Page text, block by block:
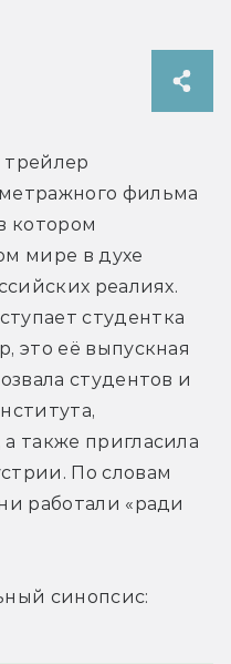
фильма
котором
мире в духе
реалиях.
студентка
это её выпускная
студентов и
также пригласила
По словам
работали «ради
синопсис: